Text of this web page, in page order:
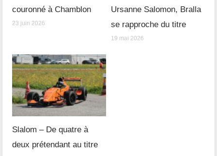
couronné à Chamblon
23 juin 2026
Ursanne Salomon, Bralla
se rapproche du titre
19 mai 2026
Slalom – De quatre à
deux prétendant au titre